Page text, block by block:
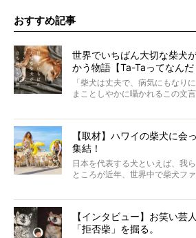
おすすめ記事
世界でいちばん大切な柴犬
かう物語【Ta-Taってなんだ
「柴犬は丈夫で、病気にもなり
まことしやかに囁かれるこの文
でも、いざそれぞれの個体を見
なりにくい、とは言えないような
実際に「病気にならない」など
主はそのためにやるべきことが
今回は、柴犬に関わる方たちす
語でした。
【取材】ハワイの柴犬に会
集結！
日本を代表する犬といえば、我ら
ところが近年、世界中で柴犬フ
な中「柴犬ライフ」が目をつけ
そんな噂を聞きつけ、今回はハ
きました！
【インタビュー】お笑い芸
「拒否柴」を掘る。